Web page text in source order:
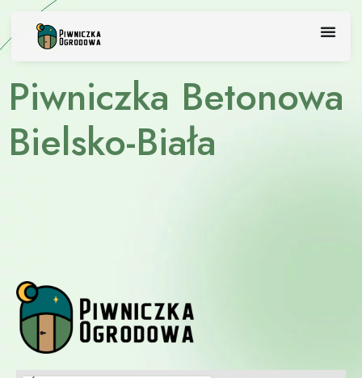
content
Piwniczka Betonowa
Bielsko-Biała